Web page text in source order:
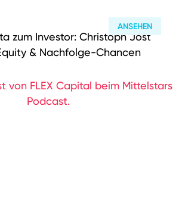
ANSEHEN
zum Investor: Christoph Jost
& Nachfolge-Chancen